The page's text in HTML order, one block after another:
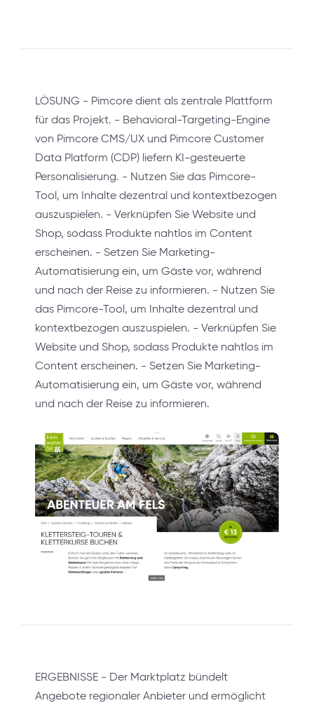
LÖSUNG - Pimcore dient als zentrale Plattform
für das Projekt. - Behavioral-Targeting-Engine
von Pimcore CMS/UX und Pimcore Customer
Data Platform (CDP) liefern KI-gesteuerte
Personalisierung. - Nutzen Sie das Pimcore-
Tool, um Inhalte dezentral und kontextbezogen
auszuspielen. - Verknüpfen Sie Website und
Shop, sodass Produkte nahtlos im Content
erscheinen. - Setzen Sie Marketing-
Automatisierung ein, um Gäste vor, während
und nach der Reise zu informieren. - Nutzen Sie
das Pimcore-Tool, um Inhalte dezentral und
kontextbezogen auszuspielen. - Verknüpfen Sie
Website und Shop, sodass Produkte nahtlos im
Content erscheinen. - Setzen Sie Marketing-
Automatisierung ein, um Gäste vor, während
und nach der Reise zu informieren.
ERGEBNISSE - Der Marktplatz bündelt
Angebote regionaler Anbieter und ermöglicht